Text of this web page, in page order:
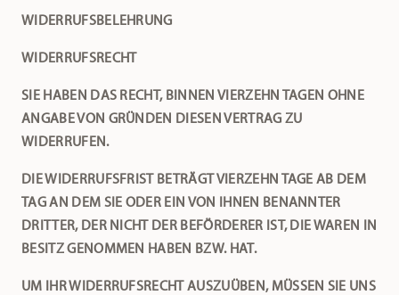
WIDERRUFSBELEHRUNG
WIDERRUFSRECHT
SIE HABEN DAS RECHT, BINNEN VIERZEHN TAGEN OHNE
ANGABE VON GRÜNDEN DIESEN VERTRAG ZU
WIDERRUFEN.
DIE WIDERRUFSFRIST BETRÄGT VIERZEHN TAGE AB DEM
TAG AN DEM SIE ODER EIN VON IHNEN BENANNTER
DRITTER, DER NICHT DER BEFÖRDERER IST, DIE WAREN IN
BESITZ GENOMMEN HABEN BZW. HAT.
UM IHR WIDERRUFSRECHT AUSZUÜBEN, MÜSSEN SIE UNS